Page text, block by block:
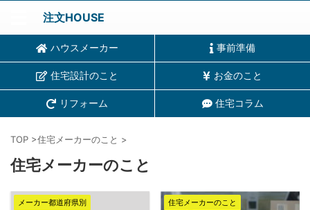
注文HOUSE
ハウスメーカー 事前準備
住宅設計のこと お金のこと
リフォーム 住宅コラム
TOP >住宅メーカーのこと >
住宅メーカーのこと
メーカー都道府県別 住宅メーカーのこと